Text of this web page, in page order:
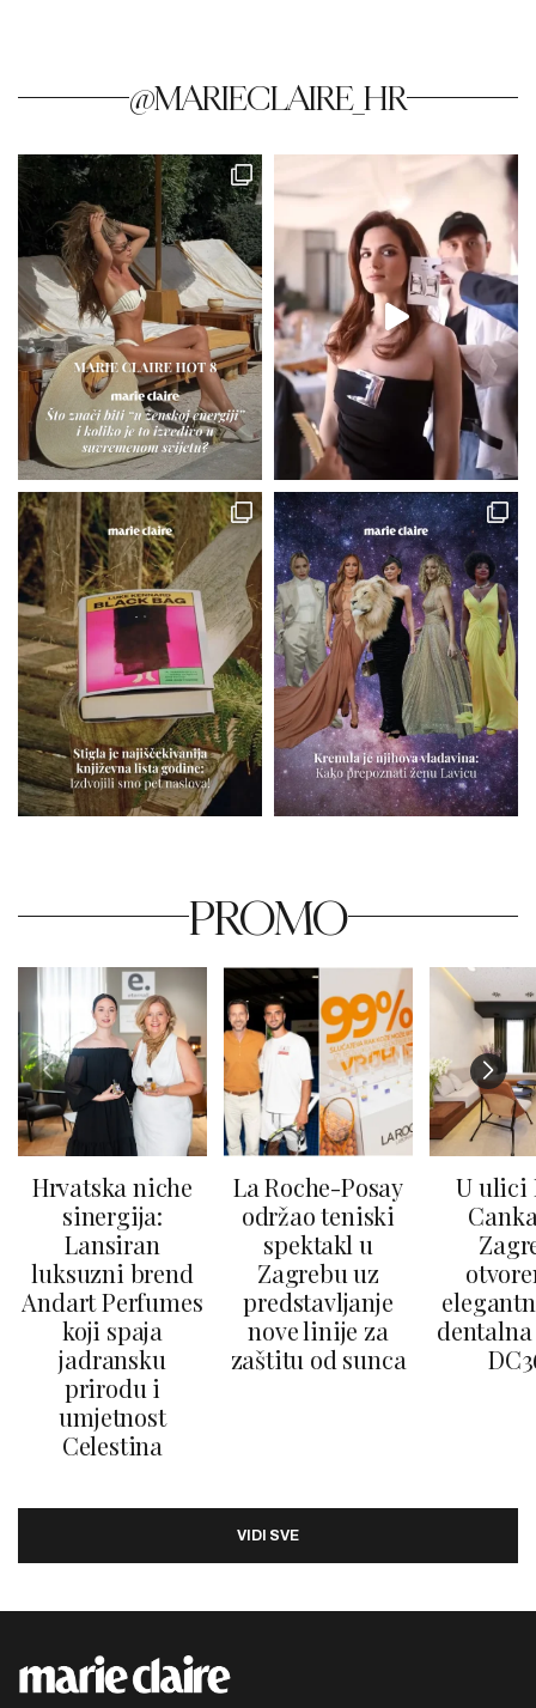
@MARIECLAIRE_HR
PROMO
Hrvatska niche
sinergija:
Lansiran
luksuzni brend
Andart Perfumes
koji spaja
jadransku
prirodu i
umjetnost
Celestina
La Roche-Posay
održao teniski
spektakl u
Zagrebu uz
predstavljanje
nove linije za
zaštitu od sunca
U ulici
VIDI SVE